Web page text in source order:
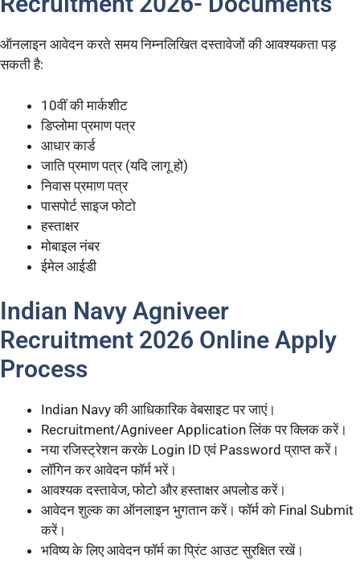
ऑनलाइन आवेदन करते समय निम्नलिखित दस्तावेजों की आवश्यकता पड़
सकती है:
10वीं की मार्कशीट
डिप्लोमा प्रमाण पत्र
आधार कार्ड
जाति प्रमाण पत्र (यदि लागू हो)
निवास प्रमाण पत्र
पासपोर्ट साइज फोटो
हस्ताक्षर
मोबाइल नंबर
ईमेल आईडी
Indian Navy Agniveer
Recruitment 2026 Online Apply
Process
Indian Navy की आधिकारिक वेबसाइट पर जाएं।
Recruitment/Agniveer Application लिंक पर क्लिक करें।
नया रजिस्ट्रेशन करके Login ID एवं Password प्राप्त करें।
लॉगिन कर आवेदन फॉर्म भरें।
आवश्यक दस्तावेज, फोटो और हस्ताक्षर अपलोड करें।
आवेदन शुल्क का ऑनलाइन भुगतान करें। फॉर्म को Final Submit
करें।
भविष्य के लिए आवेदन फॉर्म का प्रिंट आउट सुरक्षित रखें।